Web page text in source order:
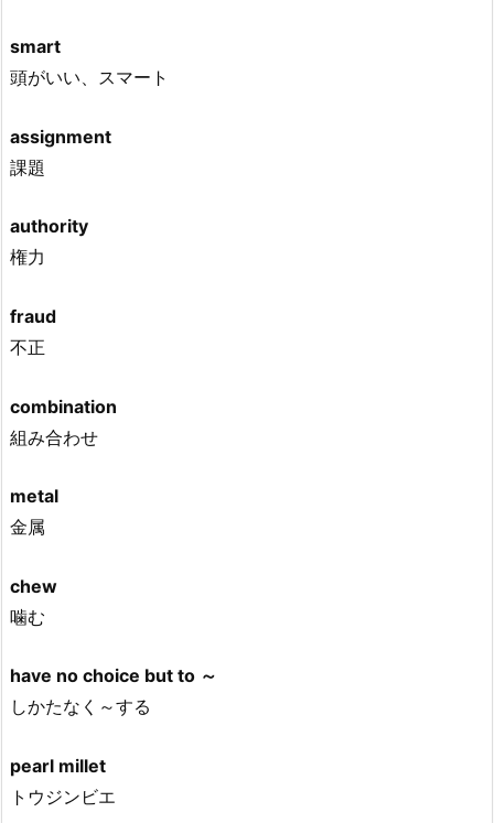
smart
頭がいい、スマート
assignment
課題
authority
権力
fraud
不正
combination
組み合わせ
metal
金属
chew
噛む
have no choice but to ～
しかたなく～する
pearl millet
トウジンビエ